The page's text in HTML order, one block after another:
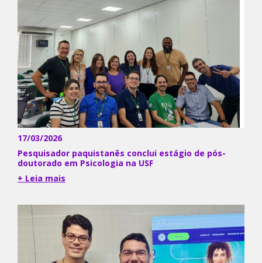
17/03/2026
Pesquisador paquistanês conclui estágio de pós-
doutorado em Psicologia na USF
+ Leia mais